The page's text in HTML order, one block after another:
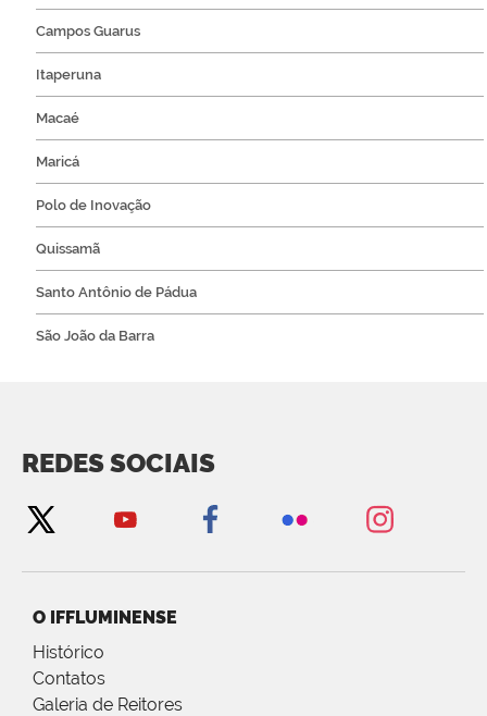
Campos Guarus
Itaperuna
Macaé
Maricá
Polo de Inovação
Quissamã
Santo Antônio de Pádua
São João da Barra
REDES SOCIAIS
O IFFLUMINENSE
Histórico
Contatos
Galeria de Reitores